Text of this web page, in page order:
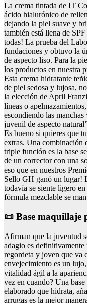
La crema tintada de IT
ácido hialurónico de
dejando la piel suave y
también está llena de
todas! La prueba del
fundaciones y obtuvo la
de aspecto liso. Para la
los productos en nuestra
Esta crema hidratante
de piel sedosa y lujosa,
la elección de April
líneas o
escondiendo las
juvenil de aspecto
Es bueno si quieres que
extras. Una combinación
triple función es la base
de un corrector con una
eso que en nuestros
Sello GH ganó un lugar!
todavía se siente ligero
fórmula mezclable se
📜 Base maquillaje
Afirman que la juventud
adagio es
regordeta y joven que va
envejecimiento es un
vitalidad ágil a la
vez en cuando? Una
elaborado que hidrata,
arrugas es la mejor